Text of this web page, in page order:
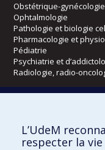
Obstétrique-gynécologie
Ophtalmologie
Pathologie et biologie
Pharmacologie et
Pédiatrie
Psychiatrie et
Radiologie, radio-
Kinésiologie et des
Orthophonie et
L’UdeM
respecter la